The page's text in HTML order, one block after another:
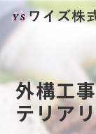
外構工
テリア